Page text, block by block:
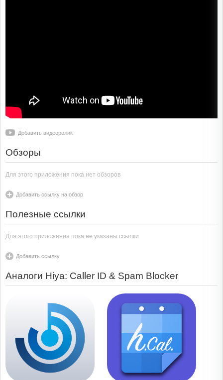
Добавить видеоролик
Обзоры
Для этого приложения пока нет обзоров
Добавить ссылку на обзор
Полезные ссылки
Для этого приложения пока не указаны ссылки
Добавить ссылку
Аналоги Hiya: Caller ID & Spam Blocker